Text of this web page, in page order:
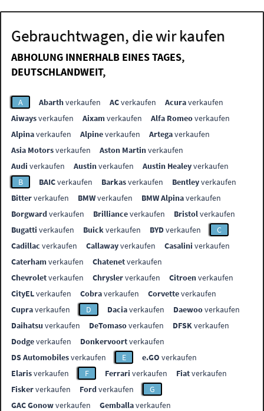
Gebrauchtwagen, die wir kaufen
ABHOLUNG INNERHALB EINES TAGES,
DEUTSCHLANDWEIT,
A Abarthverkaufen ACverkaufen Acuraverkaufen
Aiwaysverkaufen Aixamverkaufen Alfa Romeoverkaufen
Alpinaverkaufen Alpineverkaufen Artegaverkaufen
Asia Motorsverkaufen Aston Martinverkaufen
Audi verkaufen Austinverkaufen Austin Healeyverkaufen
B
BAICverkaufen Barkasverkaufen Bentleyverkaufen
Bitterverkaufen BMWverkaufen BMW Alpinaverkaufen
Borgwardverkaufen Brillianceverkaufen Bristolverkaufen
Bugatti verkaufen Buickverkaufen BYDverkaufen
C
Cadillac verkaufen Callawayverkaufen Casalini verkaufen
Caterhamverkaufen Chatenetverkaufen
Chevroletverkaufen Chryslerverkaufen Citroenverkaufen
CityELverkaufen Cobraverkaufen Corvetteverkaufen
Cupraverkaufen D Daciaverkaufen Daewooverkaufen
Daihatsu verkaufen DeTomasoverkaufen DFSKverkaufen
Dodgeverkaufen Donkervoortverkaufen
DS Automobilesverkaufen E e.GO verkaufen
Elarisverkaufen F Ferrari verkaufen Fiatverkaufen
Fiskerverkaufen Fordverkaufen
G
GAC Gonowverkaufen Gemballaverkaufen